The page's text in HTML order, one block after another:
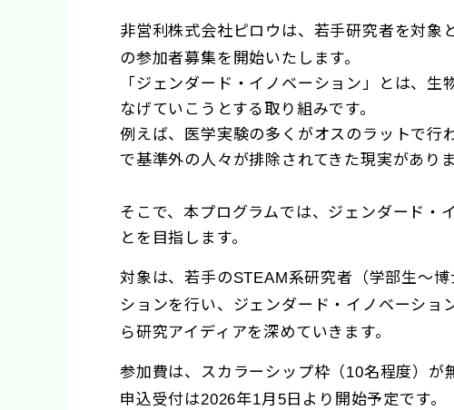
非営利株式会社ピロウは、若手研究者を対
の参加者募集を開始いたします。
「ジェンダード・イノベーション」とは、
なげていこうとする取り組みです。
例えば、医学実験の多くがオスのラットで行
で基準外の人々が排除されてきた現実がありま
そこで、本プログラムでは、ジェンダード・
とを目指します。
対象は、若手のSTEAM系研究者（学部生〜
ションを行い、ジェンダード・イノベーショ
ら研究アイディアを深めていきます。
参加費は、スカラーシップ枠（10名程度）が
申込受付は2026年1月 5日より開始予定です。